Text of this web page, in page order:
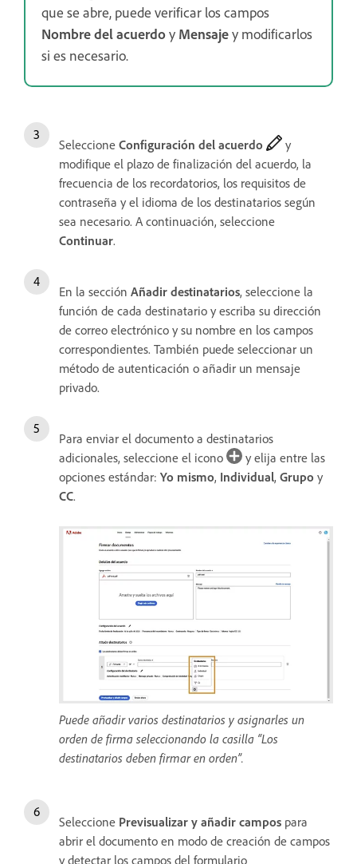
que se abre, puede verificar los campos
Nombre del acuerdoy Mensajey modificarlos
si es necesario.
Seleccione Configuración del acuerdo
y
modifique el plazo de finalización del acuerdo, la
frecuencia de los recordatorios, los requisitos de
contraseña y el idioma de los destinatarios según
sea necesario. A continuación, seleccione
Continuar.
En la sección Añadir destinatarios, seleccione la
función de cada destinatario y escriba su dirección
de correo electrónico y su nombre en los campos
correspondientes. También puede seleccionar un
método de autenticación o añadir un mensaje
privado.
Para enviar el documento a destinatarios
adicionales, seleccione el icono
y elija entre las
opciones estándar: Yo mismo, Individual, Grupo y
CC.
Puede añadir varios destinatarios y asignarles un
orden de firma seleccionando la casilla “Los
destinatarios deben firmar en orden”.
Seleccione Previsualizar y añadir campos para
abrir el documento en modo de creación de campos
y detectar los campos del formulario